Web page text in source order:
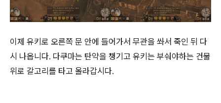
이제 유키로 오른쪽 문 안에 들어가서 무관을 쏴서 죽인 뒤 다
시 나옵니다. 다쿠마는 탄약을 챙기고 유키는 부숴야하는 건물
위로 갈고리를 타고 올라갑시다.